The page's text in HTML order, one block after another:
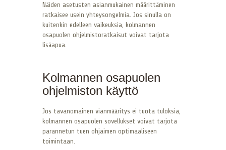
Näiden asetusten asianmukainen määrittäminen
ratkaisee usein yhteysongelmia. Jos sinulla on
kuitenkin edelleen vaikeuksia, kolmannen
osapuolen ohjelmistoratkaisut voivat tarjota
lisäapua.
Kolmannen osapuolen
ohjelmiston käyttö
Jos tavanomainen vianmääritys ei tuota tuloksia,
kolmannen osapuolen sovellukset voivat tarjota
parannetun tuen ohjaimen optimaaliseen
toimintaan.